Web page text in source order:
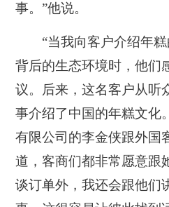
事。”他说。
“当我向客户介绍年糕
背后的生态环境时，他们
议。后来，这名客户从听
事介绍了中国的年糕文化
有限公司的李金侠跟外国
道，客商们都非常愿意跟
谈订单外，我还会跟他们